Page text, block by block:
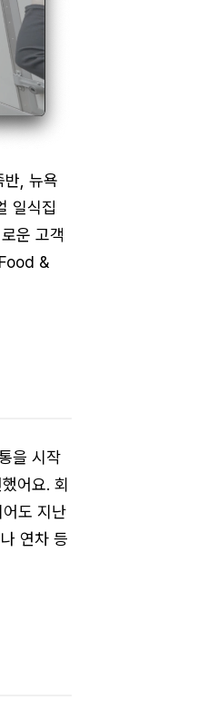
반, 뉴욕
일식집
운 고객
&
을 시작
어요. 회
도 지난
연차 등